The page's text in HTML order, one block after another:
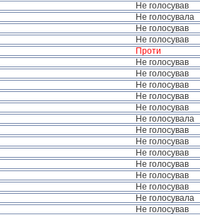
Не голосував
Не голосувала
Не голосував
Не голосував
Проти
Не голосував
Не голосував
Не голосував
Не голосував
Не голосував
Не голосувала
Не голосував
Не голосував
Не голосував
Не голосував
Не голосував
Не голосував
Не голосувала
Не голосував